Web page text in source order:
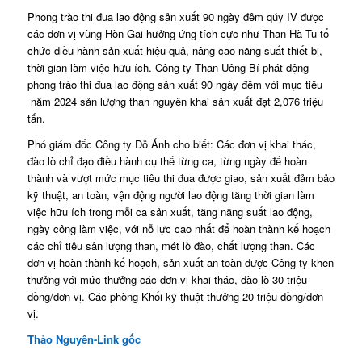
Phong trào thi đua lao động sản xuất 90 ngày đêm qúy IV được
các đơn vị vùng Hòn Gai hưởng ứng tích cực như Than Hà Tu tổ
chức điều hành sản xuất hiệu quả, nâng cao năng suất thiết bị,
thời gian làm việc hữu ích. Công ty Than Uông Bí phát động
phong trào thi đua lao động sản xuất 90 ngày đêm với mục tiêu
năm 2024 sản lượng than nguyên khai sản xuất đạt 2,076 triệu
tấn.
Phó giám đốc Công ty Đỗ Ánh cho biết: Các đơn vị khai thác,
đào lò chỉ đạo điều hành cụ thể từng ca, từng ngày để hoàn
thành và vượt mức mục tiêu thi đua được giao, sản xuất đảm bảo
kỹ thuật, an toàn, vận động người lao động tăng thời gian làm
việc hữu ích trong mỗi ca sản xuất, tăng năng suất lao động,
ngày công làm việc, với nỗ lực cao nhất để hoàn thành kế hoạch
các chỉ tiêu sản lượng than, mét lò đào, chất lượng than. Các
đơn vị hoàn thành kế hoạch, sản xuất an toàn được Công ty khen
thưởng với mức thưởng các đơn vị khai thác, đào lò 30 triệu
đồng/đơn vị. Các phòng Khối kỹ thuật thưởng 20 triệu đồng/đơn
vị.
Thảo Nguyên-Link gốc